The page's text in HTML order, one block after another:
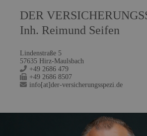
DER
Inh. Reimund Seifen
Lindenstraße 5
57635 Hirz-Maulsbach
+49 2686 479
+49 2686 8507
info[at]der-versicherungsspezi.de